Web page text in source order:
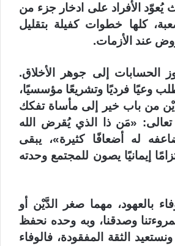
يُعوّد الأفراد على ادخار جزء من
كلها خطوات كفيلة بتقليل
عند الأزمات.
الحسابات إلى جوهر الأخلاق.
وعيًا فرديًا وتشريعًا مؤسسيًا،
من باب خير إلى مأساة تفكك
تعالى: «مَن ذا الذي يُقرض الله
له أضعافًا كثيرة»، يبقى
إيمانيًا يصون للمجتمع وحدته
بالعهود، مهما صغر الدَّيْن أو
وصدقنا، وبه وحده نحفظ
الثقة المفقودة، فالوفاء